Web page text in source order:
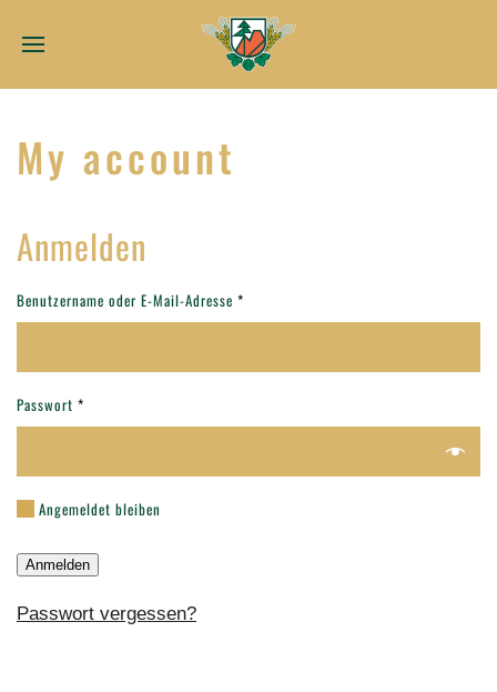
My account
Anmelden
Benutzername oder E-Mail-Adresse *
Passwort *
Angemeldet bleiben
Anmelden
Passwort vergessen?